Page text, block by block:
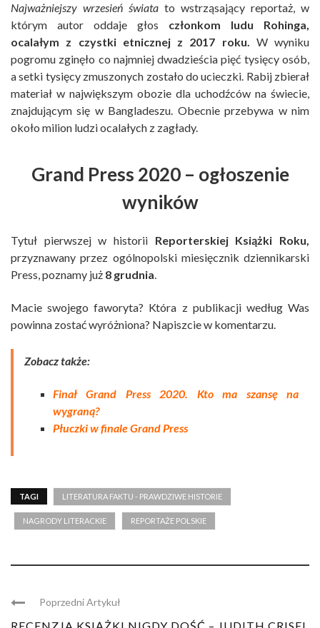
Najważniejszy wrzesień świata to wstrząsający reportaż, w
którym autor oddaje głos członkom ludu Rohinga,
ocalałym z czystki etnicznej z 2017 roku. W wyniku
pogromu zginęło co najmniej dwadzieścia pięć tysięcy osób,
a setki tysięcy zmuszonych zostało do ucieczki. Rabij zbierał
materiał w największym obozie dla uchodźców na świecie,
znajdującym się w Bangladeszu. Obecnie przebywa w nim
około milion ludzi ocalałych z zagłady.
Grand Press 2020 – ogłoszenie
wyników
Tytuł pierwszej w historii Reporterskiej Książki Roku,
przyznawany przez ogólnopolski miesięcznik dziennikarski
Press, poznamy już 8 grudnia.
Macie swojego faworyta? Która z publikacji według Was
powinna zostać wyróżniona? Napiszcie w komentarzu.
Zobacz także:
Finał Grand Press 2020. Kto ma szansę na
wygraną?
Płuczki w finale Grand Press
TAGI LITERATURA FAKTU - PRAWDZIWE HISTORIE
NAGRODY LITERACKIE REPORTAŻE POLSKIE
Poprzedni Artykuł